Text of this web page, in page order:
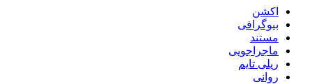
اکشن
بیوگرافی
مستند
ماجراجویی
ریلی تایم
روانی